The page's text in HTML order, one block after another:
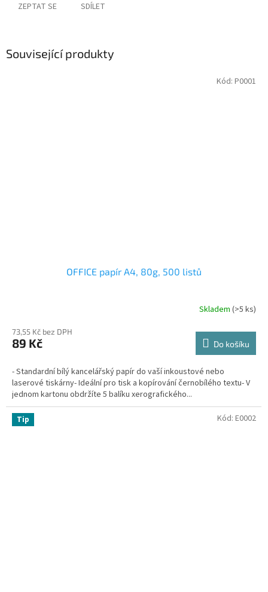
ZEPTAT SE SDÍLET
Související produkty
OFFICE papír A4, 80g, 500 listů
Skladem (>5 ks)
73,55 Kč bez DPH
89 Kč Do košíku
- Standardní bílý kancelářský papír do vaší inkoustové nebo
laserové tiskárny- Ideální pro tisk a kopírování černobílého textu- V
jednom kartonu obdržíte 5 balíku xerografického...
Kód: P0001
Tip Kód: E0002